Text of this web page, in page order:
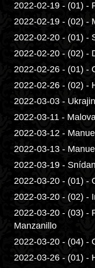
2022-02-19 - (01) -
2022-02-19 - (02) -
2022-02-20 - (01) -
2022-02-20 - (02) -
2022-02-26 - (01) -
2022-02-26 - (02) -
2022-03-03 -
2022-03-11 -
2022-03-12 -
2022-03-13 -
2022-03-19 -
2022-03-20 - (01) -
2022-03-20 - (02) -
2022-03-20 - (03) -
Manzanillo
2022-03-20 - (04) -
2022-03-26 - (01) -